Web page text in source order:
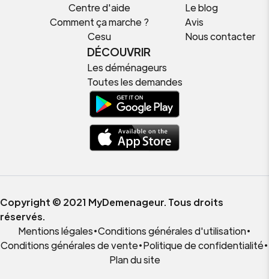
Centre d'aide
Comment ça marche ?
Cesu
Le blog
Avis
Nous contacter
DÉCOUVRIR
Les déménageurs
Toutes les demandes
Copyright © 2021 MyDemenageur. Tous droits
réservés.
Mentions légales•Conditions générales d'utilisation•
Conditions générales de vente•Politique de confidentialité•
Plan du site